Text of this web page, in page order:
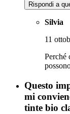
Rispondi a
Silvia
11
Perché
Questo
mi
tinte bio